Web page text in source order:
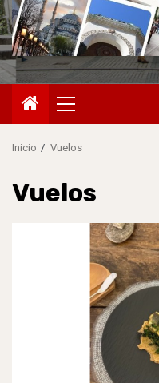
Menú
principal
Inicio Vuelos
Vuelos